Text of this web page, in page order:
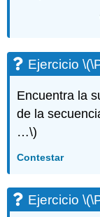
Ejercicio
Encuentra la
de la
…\)
Contestar
Ejercicio